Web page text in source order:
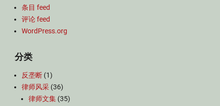
条目 feed
评论 feed
WordPress.org
分类
反垄断 (1)
律师风采 (36)
律师文集 (35)